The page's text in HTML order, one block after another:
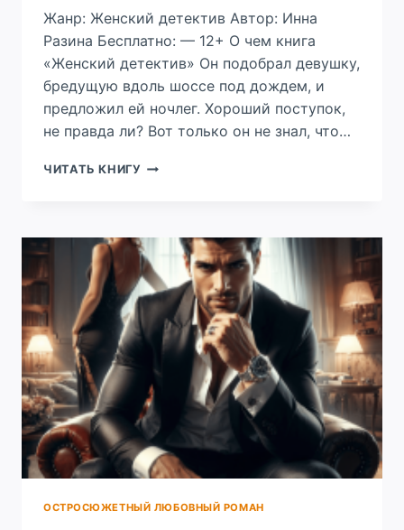
Жанр: Женский детектив Автор: Инна
Разина Бесплатно: — 12+ О чем книга
«Женский детектив» Он подобрал девушку,
бредущую вдоль шоссе под дождем, и
предложил ей ночлег. Хороший поступок,
не правда ли? Вот только он не знал, что…
ЧИТАТЬ КНИГУ ПОДАРИ
ОСТРОСЮЖЕТНЫЙ ЛЮБОВНЫЙ РОМАН